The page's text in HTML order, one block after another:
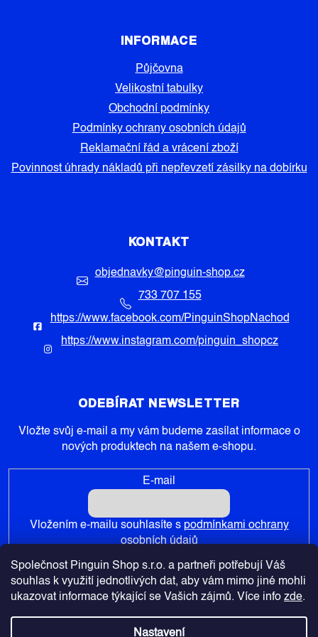
Společnost Pinguin Shop s.r.o. a partneři potřebují Váš
souhlas k využití jednotlivých dat, aby vám mimo jiné mohli
ukazovat informace týkající se Vašich zájmů. Více info zde.
Nastavení
INFORMACE
Půjčovna
Velikostní tabulky
Obchodní podmínky
Podmínky ochrany osobních údajů
Reklamační řád a vrácení zboží
Povinnost úhrady nákladů při nepřevzetí zásilky na dobírku
KONTAKT
objednavky@pinguin-shop.cz
733 707 155
https://www.facebook.com/PinguinShopNachod
https://www.instagram.com/pinguin_shopcz
ODEBÍRAT NEWSLETTER
Vložte svůj e-mail a my vám budeme zasílat informace o
nových produktech na našem e-shopu.
E-mail
Vložením e-mailu souhlasíte s podmínkami ochrany
osobních údajů
PŘIHLÁSIT SE